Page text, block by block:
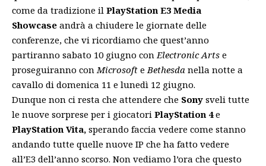
come da tradizione il PlayStation E3 Media
Showcase andrà a chiudere le giornate delle
conferenze, che vi ricordiamo che quest’anno
partiranno sabato 10 giugno conElectronic Arts e
proseguiranno conMicrosoft eBethesda nella notte a
cavallo di domenica 11 e lunedì 12 giugno.
Dunque non ci resta che attendere che Sony sveli tutte
le nuove sorprese per i giocatori PlayStation 4e
PlayStation Vita, sperando faccia vedere come stanno
andando tutte quelle nuove IP che ha fatto vedere
all’E3 dell’anno scorso. Non vediamo l’ora che questo